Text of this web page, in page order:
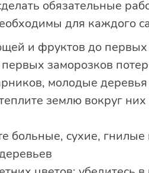
обязательные
для каждого
и фруктов до
заморозков
молодые
землю вокруг
больные, сухие,